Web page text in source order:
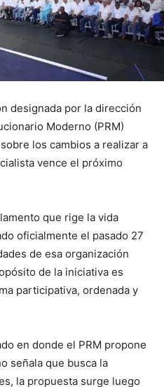
designada por la dirección
Moderno (PRM)
los cambios a realizar a
vence el próximo
que rige la vida
oficialmente el pasado 27
de esa organización
de la iniciativa es
participativa, ordenada y
en donde el PRM propone
señala que busca la
la propuesta surge luego